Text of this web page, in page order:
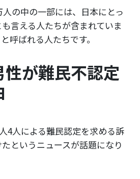
人の中の一部には、日本にとっ
言える人たちが含まれていま
呼ばれる人たちです。
が難民不認定
4人による難民認定を求める訴
というニュースが話題になり